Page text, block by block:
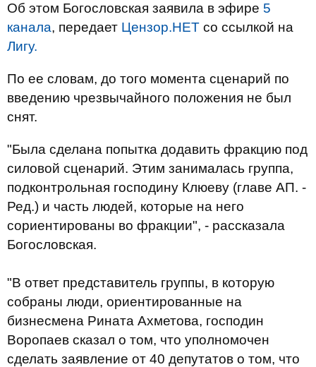
Об этом Богословская заявила в эфире 5
канала, передает Цензор.НЕТ со ссылкой на
Лигу.
По ее словам, до того момента сценарий по
введению чрезвычайного положения не был
снят.
"Была сделана попытка додавить фракцию под
силовой сценарий. Этим занималась группа,
подконтрольная господину Клюеву (главе АП. -
Ред.) и часть людей, которые на него
сориентированы во фракции", - рассказала
Богословская.
"В ответ представитель группы, в которую
собраны люди, ориентированные на
бизнесмена Рината Ахметова, господин
Воропаев сказал о том, что уполномочен
сделать заявление от 40 депутатов о том, что